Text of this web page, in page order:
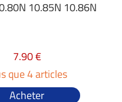
10.85N 10.86N
7.90 €
que 4 articles
Acheter